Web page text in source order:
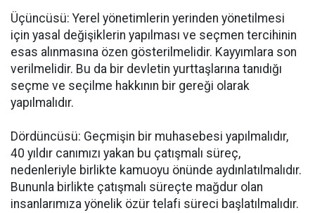
Üçüncüsü: Yerel yönetimlerin yerinden yönetilmesi
için yasal değişiklerin yapılması ve seçmen tercihinin
esas alınmasına özen gösterilmelidir. Kayyımlara son
verilmelidir. Bu da bir devletin yurttaşlarına tanıdığı
seçme ve seçilme hakkının bir gereği olarak
yapılmalıdır.
Dördüncüsü: Geçmişin bir muhasebesi yapılmalıdır,
40 yıldır canımızı yakan bu çatışmalı süreç,
nedenleriyle birlikte kamuoyu önünde aydınlatılmalıdır.
Bununla birlikte çatışmalı süreçte mağdur olan
insanlarımıza yönelik özür telafi süreci başlatılmalıdır.